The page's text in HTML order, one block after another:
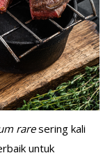
raresering kali
untuk